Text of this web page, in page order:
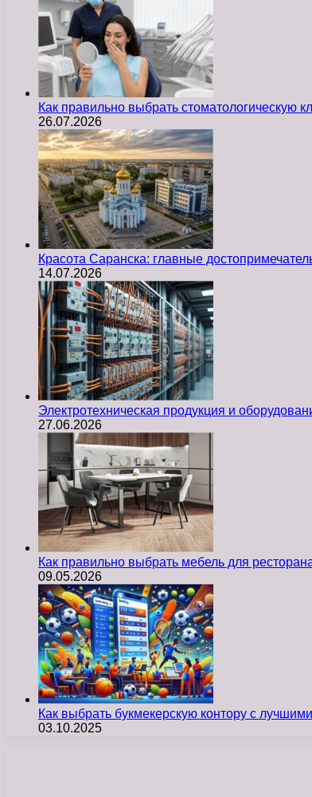
Как правильно выбрать стоматологическую
26.07.2026
Красота Саранска: главные
14.07.2026
Электротехническая продукция и
27.06.2026
Как правильно выбрать мебель для
09.05.2026
Как выбрать букмекерскую контору с
03.10.2025